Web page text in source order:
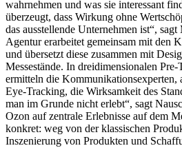
wahrnehmen und was sie interessant
überzeugt, dass Wirkung ohne
das ausstellende Unternehmen ist“,
Agentur erarbeitet gemeinsam mit den
und übersetzt diese zusammen mit
Messestände. In dreidimensionalen
ermitteln die
Eye-Tracking, die Wirksamkeit des
man im Grunde nicht erlebt“, sagt
Ozon auf zentrale Erlebnisse auf dem
konkret: weg von der klassischen
Inszenierung von Produkten und